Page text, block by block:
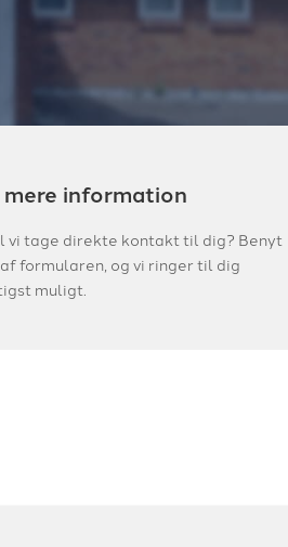
mere information
vi tage direkte kontakt til dig? Benyt
formularen, og vi ringer til dig
muligt.